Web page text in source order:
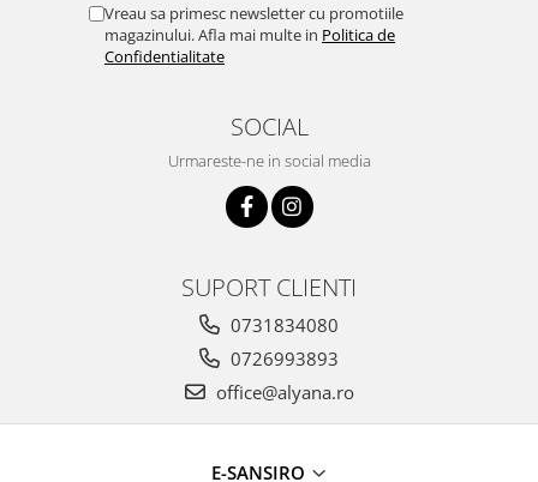
Vreau sa primesc newsletter cu promotiile
magazinului. Afla mai multe in Politica de
Confidentialitate
SOCIAL
Urmareste-ne in social media
SUPORT CLIENTI
0731834080
0726993893
office@alyana.ro
E-SANSIRO